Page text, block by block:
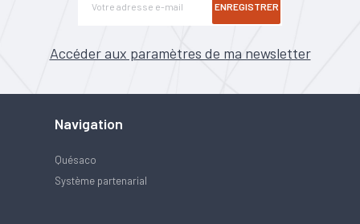
ENREGISTRER
Accéder aux paramètres de ma newsletter
Navigation
Quésaco
Système partenarial